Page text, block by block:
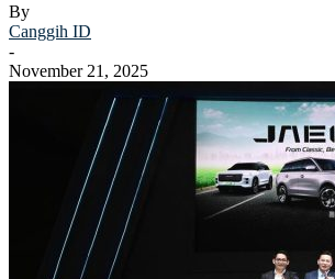
By
Canggih ID
-
November 21, 2025